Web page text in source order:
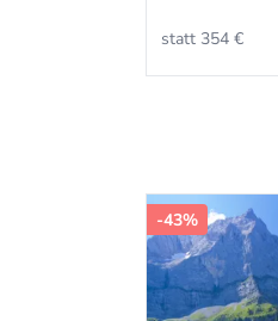
statt 354 €
-43%